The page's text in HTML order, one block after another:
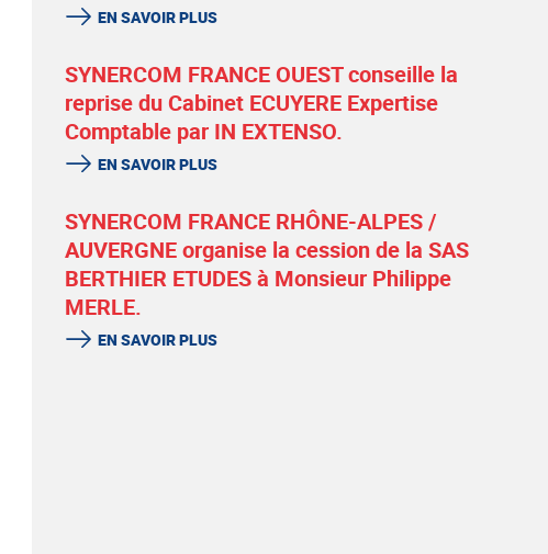
EN SAVOIR PLUS
SYNERCOM FRANCE OUEST conseille la
reprise du Cabinet ECUYERE Expertise
Comptable par IN EXTENSO.
EN SAVOIR PLUS
SYNERCOM FRANCE RHÔNE-ALPES /
AUVERGNE organise la cession de la SAS
BERTHIER ETUDES à Monsieur Philippe
MERLE.
EN SAVOIR PLUS